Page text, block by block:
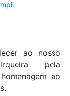
ao nosso
pela
ao